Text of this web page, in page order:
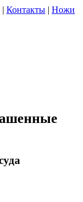
| Контакты | Ножи